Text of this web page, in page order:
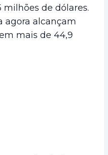
de dólares.
agora alcançam
mais de 44,9